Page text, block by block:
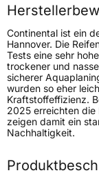
Höchstlast1120/
Gewicht (in kg)
Generelle
Fahrzeugtyp
Verwendung
Modellname
Fahrzeugart
Continental ist ein
Hannover. Die
Tests eine sehr
trockener und
sicherer
wurden so eher
Kraftstoffeffizienz.
2025 erreichten die
zeigen damit ein
Nachhaltigkeit.